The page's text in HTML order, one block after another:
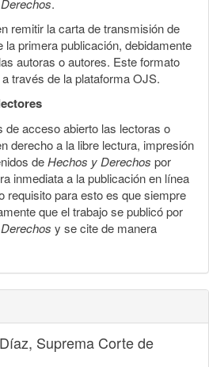
.
remitir la carta de transmisión de
primera publicación, debidamente
autoras o autores. Este formato
través de la plataforma OJS.
de acceso abierto las lectoras o
derecho a la libre lectura, impresión
deHechos y Derechos por
inmediata a la publicación en línea
requisito para esto es que siempre
que el trabajo se publicó por
y se cite de manera
Suprema Corte de